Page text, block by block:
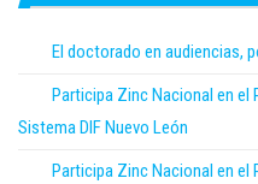
El doctorado en audiencias,
Participa Zinc Nacional en el
Sistema DIF Nuevo León
Participa Zinc Nacional en el